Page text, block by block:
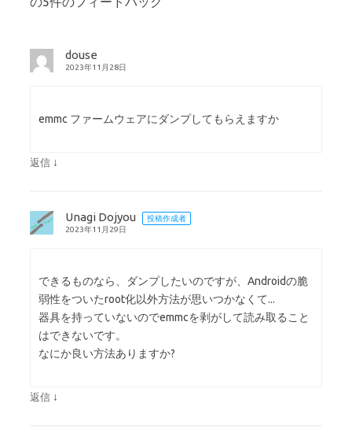
douse
2023年11月28日
emmc ファームウェアにダンプしてもらえますか
返信 ↓
Unagi Dojyou
投稿作成者
2023年11月29日
できるものなら、ダンプしたいのですが、Androidの脆
弱性をついたroot化以外方法が思いつかなくて...
器具を持っていないのでemmcを剥がして読み取ること
はできないです。
なにか良い方法ありますか?
返信 ↓